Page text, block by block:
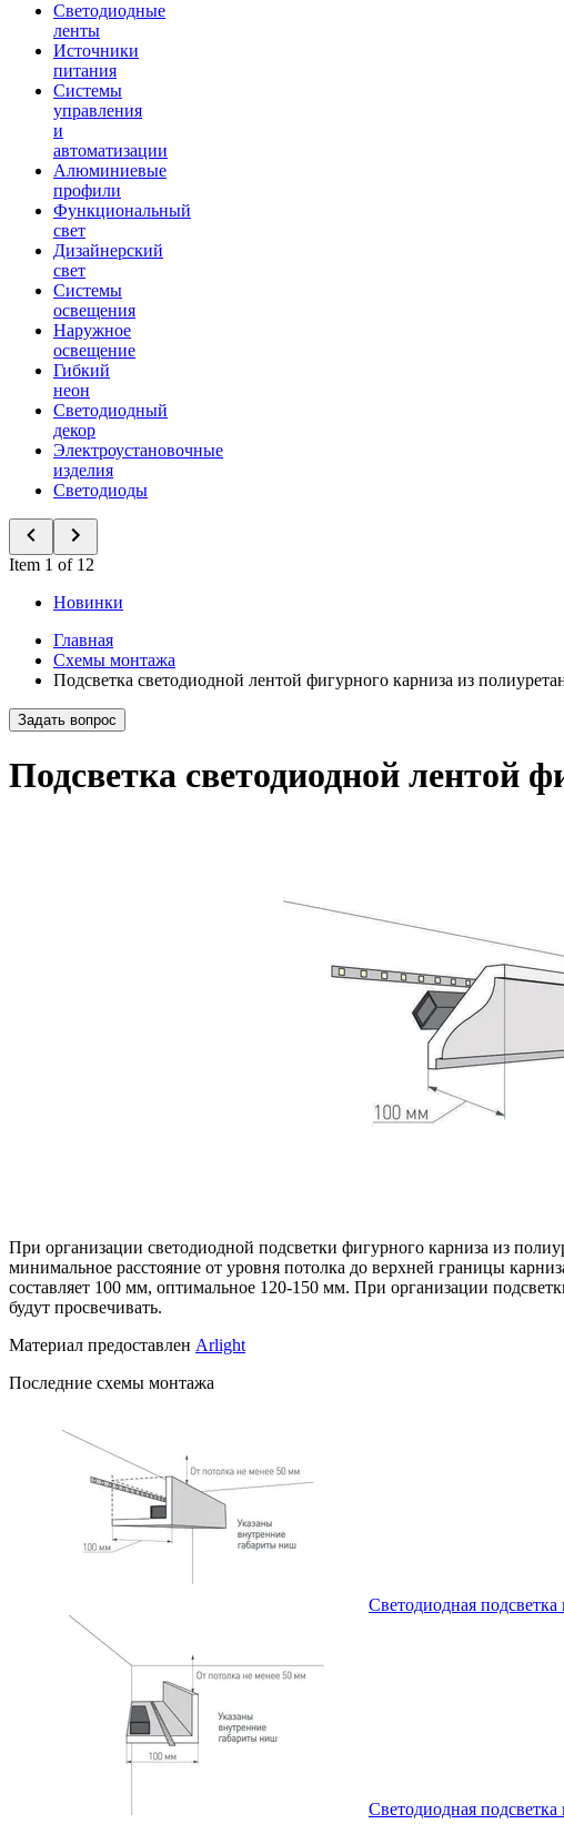
Светодиодные
ленты
Источники
питания
Системы
управления
и
автоматизации
Алюминиевые
профили
Функциональный
свет
Дизайнерский
свет
Системы
освещения
Наружное
освещение
Гибкий
неон
Светодиодный
декор
Электроустановочные
изделия
Светодиоды
Item 1 of 12
Новинки
Главная
Схемы монтажа
Подсветка светодиодной лентой фигурного карниза из
Задать вопрос
Подсветка светодиодной лентой
При организации светодиодной подсветки фигурного карниза из
минимальное расстояние от уровня потолка до верхней границы
составляет 100 мм, оптимальное 120-150 мм. При организации
будут просвечивать.
Материал предоставлен Arlight
Последние схемы монтажа
Светодиодная
Светодиодная